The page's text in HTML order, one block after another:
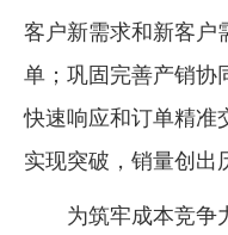
客户新需求和新客户
单；巩固完善产销协
快速响应和订单精准
实现突破，销量创出
为筑牢成本竞争